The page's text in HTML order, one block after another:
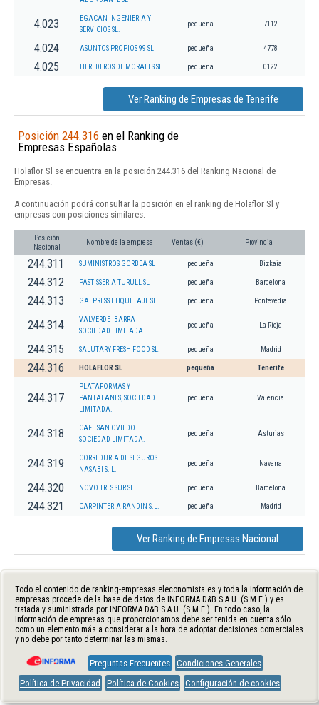
4.023
EGACAN INGENIERIA Y
SERVICIOS SL.
pequeña 7112
4.024 ASUNTOS PROPIOS 99 SL pequeña 4778
4.025 HEREDEROS DE MORALES SL pequeña 0122
Ver Ranking de Empresas de Tenerife
Posición 244.316 en el Ranking de
Empresas Españolas
Holaflor Sl se encuentra en la posición 244.316 del Ranking Nacional de
Empresas.
A continuación podrá consultar la posición en el ranking de Holaflor Sl y
empresas con posiciones similares:
Posición
Nacional
Nombre de la empresa Ventas (€) Provincia
244.311 SUMINISTROS GORBEA SL pequeña Bizkaia
244.312 PASTISSERIA TURULL SL pequeña Barcelona
244.313 GALPRESS ETIQUETAJE SL pequeña Pontevedra
244.314
VALVERDE IBARRA
SOCIEDAD LIMITADA.
pequeña La Rioja
244.315 SALUTARY FRESH FOOD SL. pequeña Madrid
244.316 HOLAFLOR SL pequeña Tenerife
244.317
PLATAFORMAS Y
PANTALANES, SOCIEDAD
LIMITADA.
pequeña Valencia
244.318
CAFE SAN OVIEDO
SOCIEDAD LIMITADA.
pequeña Asturias
244.319
CORREDURIA DE SEGUROS
NASABI S. L.
pequeña Navarra
244.320 NOVO TRES SUR SL pequeña Barcelona
244.321 CARPINTERIA RANDIN S.L. pequeña Madrid
Ver Ranking de Empresas Nacional
Todo el contenido de ranking-empresas.eleconomista.es y toda la información de
empresas procede de la base de datos de INFORMA D&B S.A.U. (S.M.E.) y es
tratada y suministrada por INFORMA D&B S.A.U. (S.M.E.). En todo caso, la
información de empresas que proporcionamos debe ser tenida en cuenta sólo
como un elemento más a considerar a la hora de adoptar decisiones comerciales
y no debe por tanto determinar las mismas.
Preguntas Frecuentes Condiciones Generales
Política de Privacidad
Política de Cookies Configuración de cookies